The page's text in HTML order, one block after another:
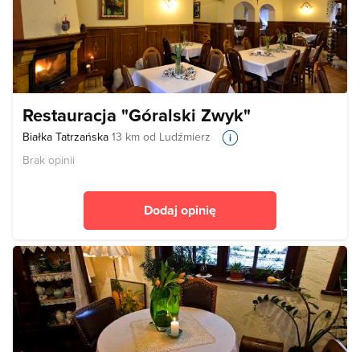
Restauracja "Góralski Zwyk"
Białka Tatrzańska 13 km od Ludźmierz
Brak opinii
Dodaj opinię